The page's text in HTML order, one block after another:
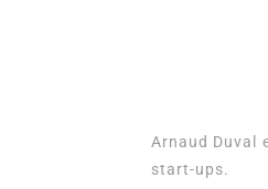
Arnaud Duval
start-ups.